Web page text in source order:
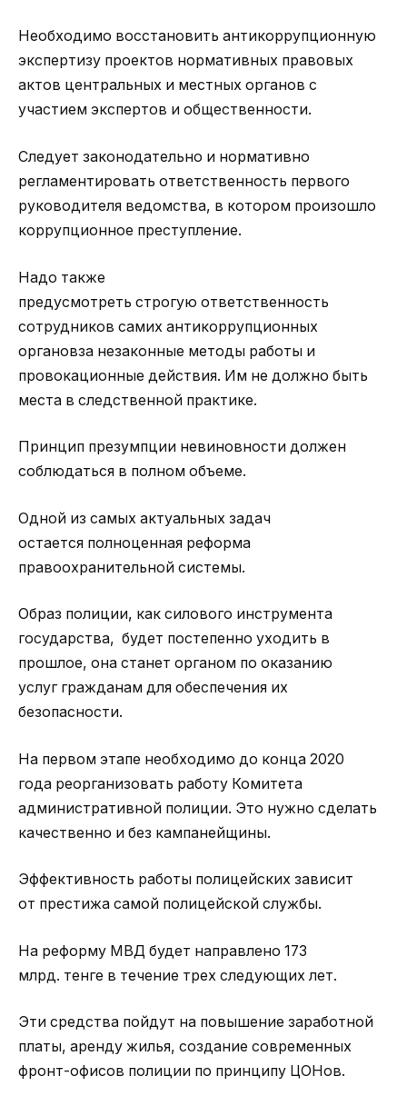
Необходимо восстановить антикоррупционную
экспертизу проектов нормативных правовых
актов центральных и местных органов с
участием экспертов и общественности.
Следует законодательно и нормативно
регламентировать ответственность первого
руководителя ведомства, в котором произошло
коррупционное преступление.
Надо также
предусмотреть строгую ответственность
сотрудников самих антикоррупционных
органовза незаконные методы работы и
провокационные действия. Им не должно быть
места в следственной практике.
Принцип презумпции невиновности должен
соблюдаться в полном объеме.
Одной из самых актуальных задач
остается полноценная реформа
правоохранительной системы.
Образ полиции, как силового инструмента
государства, будет постепенно уходить в
прошлое, она станет органом по оказанию
услуг гражданам для обеспечения их
безопасности.
На первом этапе необходимо до конца 2020
года реорганизовать работу Комитета
административной полиции. Это нужно сделать
качественно и без кампанейщины.
Эффективность работы полицейских зависит
от престижа самой полицейской службы.
На реформу МВД будет направлено 173
млрд. тенге в течение трех следующих лет.
Эти средства пойдут на повышение заработной
платы, аренду жилья, создание современных
фронт-офисов полиции по принципу ЦОНов.